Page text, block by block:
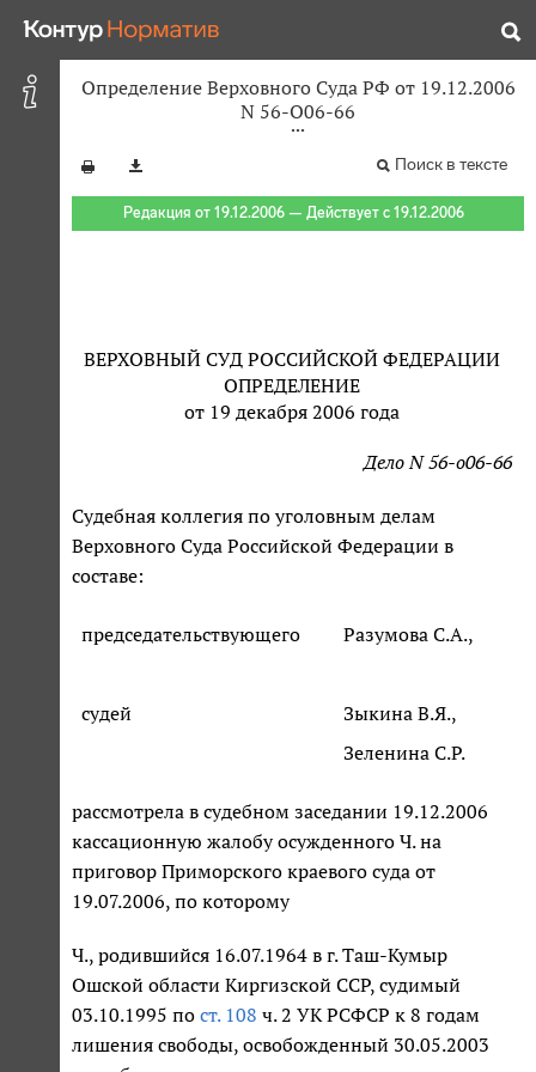
Определение Верховного Суда РФ от 19.12.2006
N 56-О06-66
Поиск в тексте
Редакция от 19.12.2006 — Действует с 19.12.2006
ВЕРХОВНЫЙ СУД РОССИЙСКОЙ ФЕДЕРАЦИИ
ОПРЕДЕЛЕНИЕ
от 19 декабря 2006 года
Дело N 56-о06-66
Судебная коллегия по уголовным делам
Верховного Суда Российской Федерации в
составе:
председательствующего Разумова С.А.,
судей
Зыкина В.Я.,
Зеленина С.Р.
рассмотрела в судебном заседании 19.12.2006
кассационную жалобу осужденного Ч. на
приговор Приморского краевого суда от
19.07.2006, по которому
Ч., родившийся 16.07.1964 в г. Таш-Кумыр
Ошской области Киргизской ССР, судимый
03.10.1995 по ст. 108 ч. 2 УК РСФСР к 8 годам
лишения свободы, освобожденный 30.05.2003